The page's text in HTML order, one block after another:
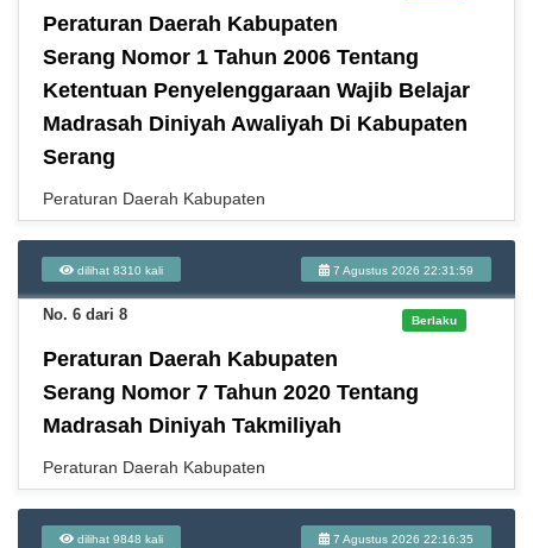
Peraturan Daerah Kabupaten
Serang Nomor 1 Tahun 2006 Tentang
Ketentuan Penyelenggaraan Wajib Belajar
Madrasah Diniyah Awaliyah Di Kabupaten
Serang
Peraturan Daerah Kabupaten
dilihat 8310 kali 7 Agustus 2026 22:31:59
No. 6 dari 8 Berlaku
Peraturan Daerah Kabupaten
Serang Nomor 7 Tahun 2020 Tentang
Madrasah Diniyah Takmiliyah
Peraturan Daerah Kabupaten
dilihat 9848 kali 7 Agustus 2026 22:16:35